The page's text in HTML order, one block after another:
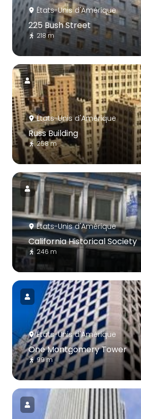
États-Unis d'Amérique
225 Bush Street
218 m
États-Unis d'Amérique
Russ Building
258 m
États-Unis d'Amérique
California Historical Society
246 m
États-Unis d'Amérique
One Montgomery Tower
99 m